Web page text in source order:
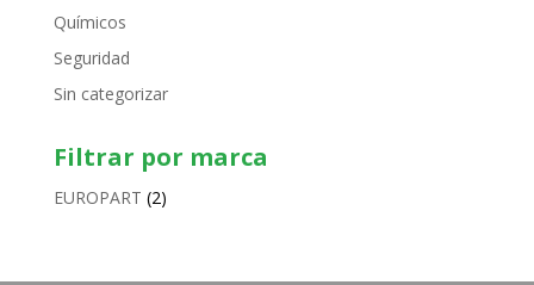
Químicos
Seguridad
Sin categorizar
Filtrar por marca
EUROPART (2)